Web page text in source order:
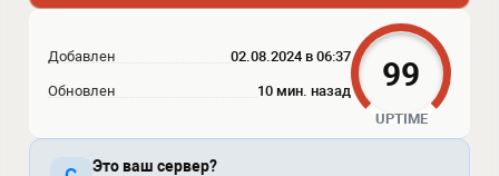
Добавлен 02.08.2024 в 06:37
Обновлен 10 мин. назад 99
UPTIME
Это ваш сервер?